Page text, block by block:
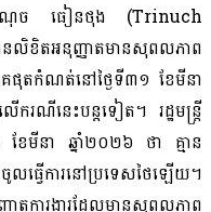
ទ្រីណុច ធៀនថុង (Trinuch
លិខិតអនុញ្ញាតមានសុពលភាព
គេផុតកំណត់នៅថ្ងៃទី៣១ ខែមីនា
រណីនេះបន្តទៀត។ រដ្ឋមន្ត្រី
ខែមីនា ឆ្នាំ២០២៦ ថា គ្មាន
ធ្វើការនៅប្រទេសថៃឡើយ។
តការងារដែលមានសុពលភាព